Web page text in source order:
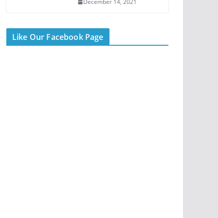
December 14, 2021
Like Our Facebook Page